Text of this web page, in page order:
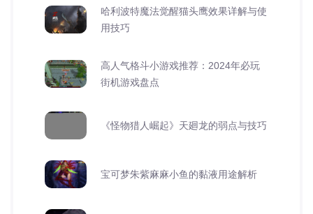
哈利波特魔法觉醒猫头鹰效果详解与使
用技巧
高人气格斗小游戏推荐：2024年必玩
街机游戏盘点
《怪物猎人崛起》天廻龙的弱点与技巧
宝可梦朱紫麻麻小鱼的黏液用途解析